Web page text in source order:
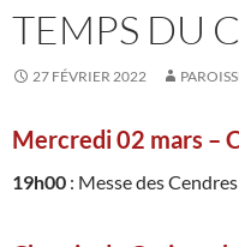
TEMPS DU
27 FÉVRIER 2022
Mercredi 02 mars –
19h00 : Messe des